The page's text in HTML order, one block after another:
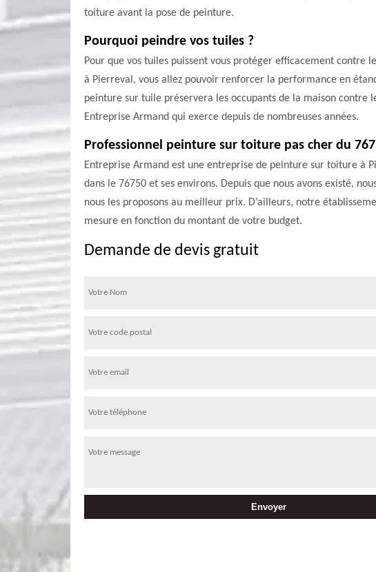
toiture avant la pose de peinture.
Pourquoi peindre vos tuiles ?
Pour que vos tuiles puissent vous protéger efficacement contre
à Pierreval, vous allez pouvoir renforcer la performance en
peinture sur tuile préservera les occupants de la maison contre
Entreprise Armand qui exerce depuis de nombreuses années.
Professionnel peinture sur toiture pas cher du
Entreprise Armand est une entreprise de peinture sur toiture à
dans le 76750 et ses environs. Depuis que nous avons existé,
nous les proposons au meilleur prix. D’ailleurs, notre
mesure en fonction du montant de votre budget.
Demande de devis gratuit